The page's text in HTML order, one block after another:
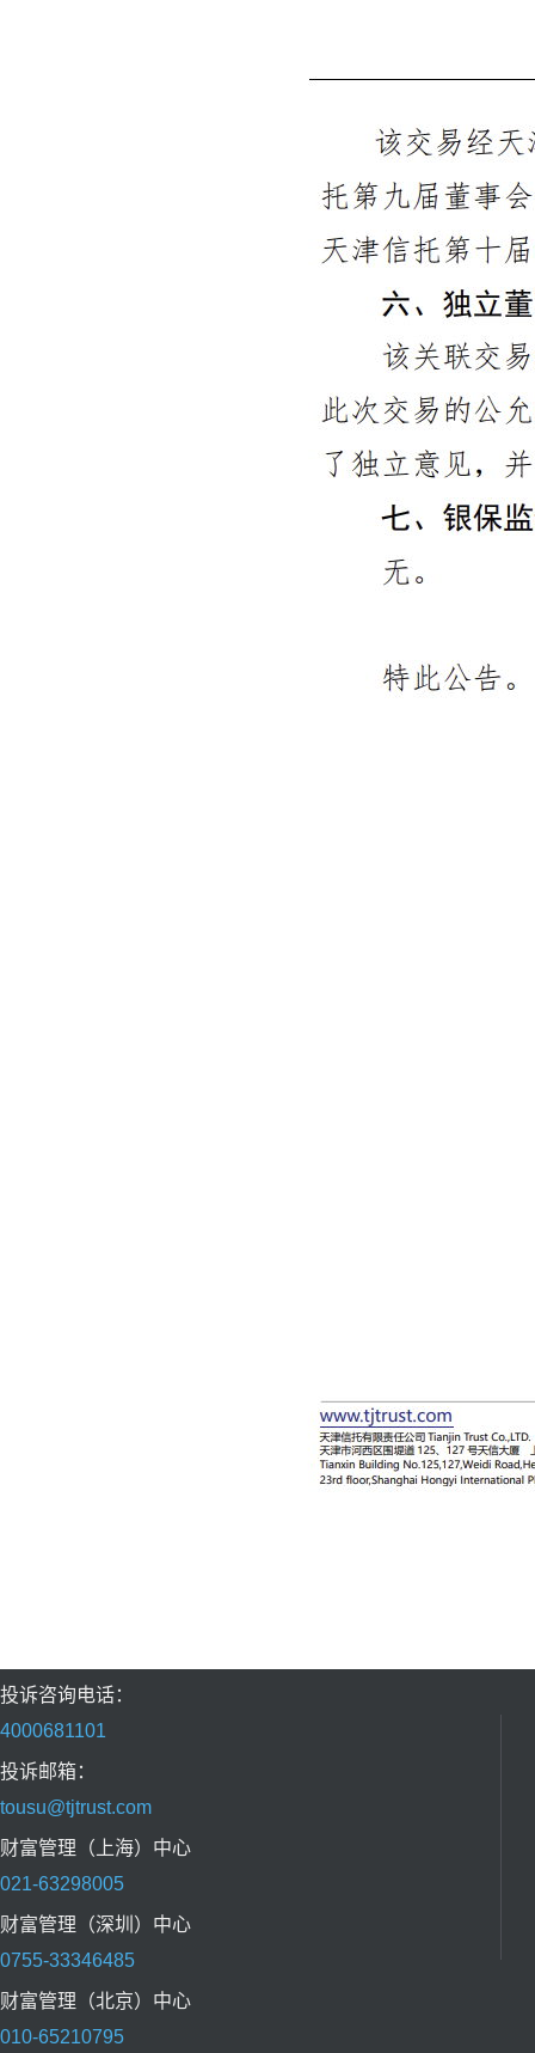
投诉咨询电话：
4000681101
投诉邮箱：
tousu@tjtrust.com
财富管理（上海）中心
021-63298005
财富管理（深圳）中心
0755-33346485
财富管理（北京）中心
010-65210795